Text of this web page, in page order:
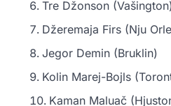
Tre Džonson (Vašington)
Džeremaja Firs (Nju
Jegor Demin (Bruklin)
Kolin Marej-Bojls
Kaman Maluač